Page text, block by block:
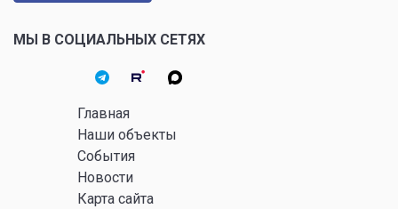
МЫ В СОЦИАЛЬНЫХ СЕТЯХ
Главная
Наши объекты
События
Новости
Карта сайта